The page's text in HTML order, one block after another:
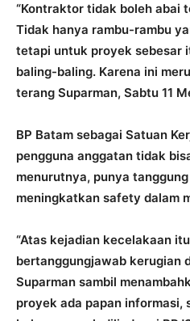
“Kontraktor tidak boleh abai
Tidak hanya rambu-rambu
tetapi untuk proyek sebesar
baling-baling. Karena ini
terang Suparman, Sabtu 11
BP Batam sebagai Satuan
pengguna anggatan tidak
menurutnya, punya
meningkatkan safety dalam
“Atas kejadian kecelakaan
bertanggungjawab kerugian
Suparman sambil
proyek ada papan informasi,